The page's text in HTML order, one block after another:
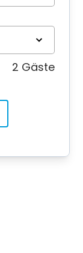
2 Gäste